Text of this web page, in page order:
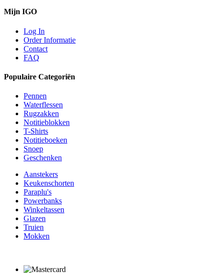
Mijn IGO
Log In
Order Informatie
Contact
FAQ
Populaire Categoriën
Pennen
Waterflessen
Rugzakken
Notitieblokken
T-Shirts
Notitieboeken
Snoep
Geschenken
Aanstekers
Keukenschorten
Paraplu's
Powerbanks
Winkeltassen
Glazen
Truien
Mokken